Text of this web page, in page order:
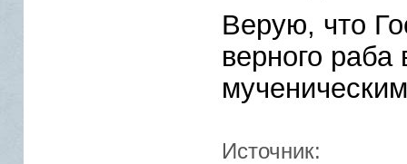
Верую, что
верного
Источник: